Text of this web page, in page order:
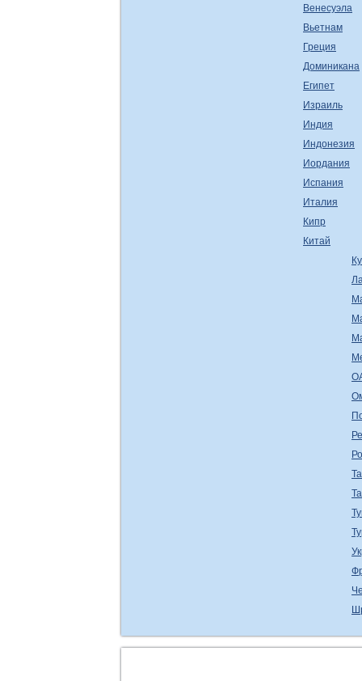
Венесуэла
Вьетнам
Греция
Доминикана
Египет
Израиль
Индия
Индонезия
Иордания
Испания
Италия
Кипр
Китай